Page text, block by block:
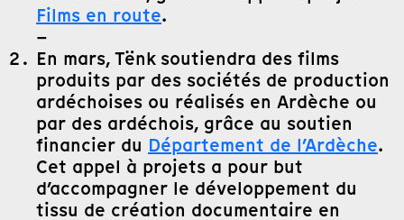
Films en route.
–
En mars, Tënk soutiendra des films
produits par des sociétés de production
ardéchoises ou réalisés en Ardèche ou
par des ardéchois, grâce au soutien
financier du Département de l’Ardèche.
Cet appel à projets a pour but
d’accompagner le développement du
tissu de création documentaire en